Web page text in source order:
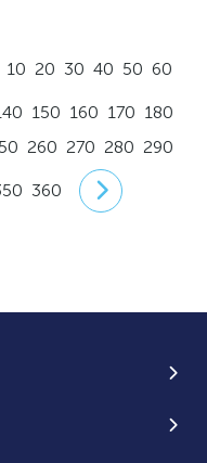
10 20 30 40 50 60
150 160 170 180
260 270 280 290
360